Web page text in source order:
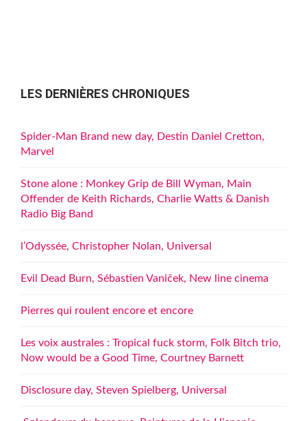
LES DERNIÈRES CHRONIQUES
Spider-Man Brand new day, Destin Daniel Cretton,
Marvel
Stone alone : Monkey Grip de Bill Wyman, Main
Offender de Keith Richards, Charlie Watts & Danish
Radio Big Band
l’Odyssée, Christopher Nolan, Universal
Evil Dead Burn, Sébastien Vaniček, New line cinema
Pierres qui roulent encore et encore
Les voix australes : Tropical fuck storm, Folk Bitch trio,
Now would be a Good Time, Courtney Barnett
Disclosure day, Steven Spielberg, Universal